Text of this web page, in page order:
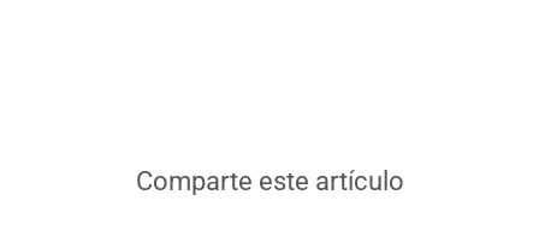
Comparte este artículo